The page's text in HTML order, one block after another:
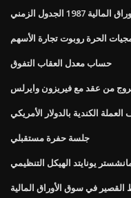
1987 الجدول الزمني
الحرة روبوت تجارة الأسهم
حساب معدل العقاب التفوق
من عقد مع فيريزون وايرلس
الكندية بالدولار الأمريكي
جلسة حفرة مستقبلي
يونايتد الهيكل التنظيمي
في سوق الأوراق المالية